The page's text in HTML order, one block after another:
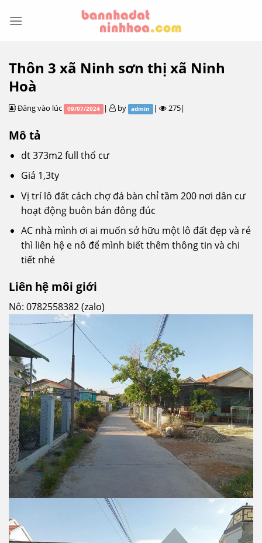
Thôn 3 xã Ninh sơn thị xã Ninh
Hoà
Đăng vào lúc 09/07/2024 | by admin | 275|
Mô tả
dt 373m2 full thổ cư
Giá 1,3ty
Vị trí lô đất cách chợ đá bàn chỉ tầm 200 nơi dân cư
hoạt động buôn bán đông đúc
AC nhà mình ơi ai muốn sở hữu một lô đất đẹp và rẻ
thì liên hệ e nô để mình biết thêm thông tin và chi
tiết nhé
Liên hệ môi giới
Nô: 0782558382 (zalo)